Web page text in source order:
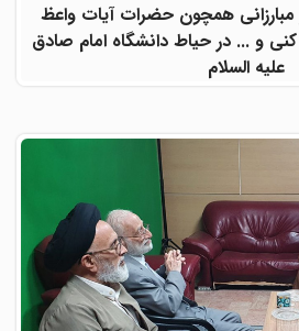
همچون حضرات آیات واعظ
و ... در حیاط دانشگاه امام صادق
علیه السلام